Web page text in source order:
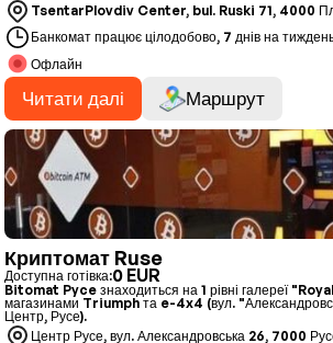
TsentarPlovdiv Center, bul. Ruski 71, 4000
Банкомат працює цілодобово, 7 днів на
Офлайн
Читати далі Маршрут
Криптомат Ruse
Доступна готівка:0 EUR
Bitomat Pyce знаходиться на 1 рівні галереї
магазинами Triumph та e-4x4 (вул.
Центр, Русе).
Центр Русе, вул. Александровська 26, 7000